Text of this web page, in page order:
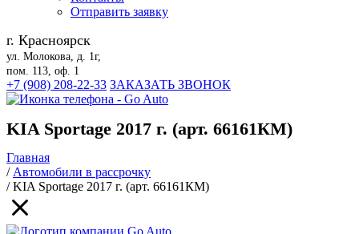
Отправить заявку
г. Красноярск
ул. Молокова, д. 1г,
пом. 113, оф. 1
+7 (908) 208-22-33 ЗАКАЗАТЬ ЗВОНОК
KIA Sportage 2017 г. (арт. 66161КМ)
Главная
/Автомобили в рассрочку
/KIA Sportage 2017 г. (арт. 66161КМ)